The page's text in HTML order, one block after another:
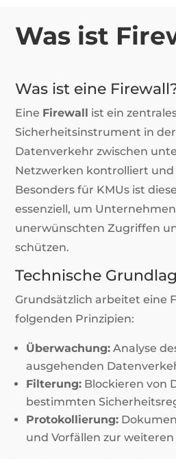
Was ist
Was ist eine
Eine Firewall ist ein
Sicherheitsinstrument in der
Datenverkehr zwischen
Netzwerken kontrolliert
Besonders für KMUs ist
essenziell, um
unerwünschten Zugriffen
schützen.
Technische
Grundsätzlich arbeitet eine
folgenden Prinzipien:
Überwachung: Analyse
ausgehenden
Filterung: Blockieren von
bestimmten
Protokollierung:
und Vorfällen zur weiteren